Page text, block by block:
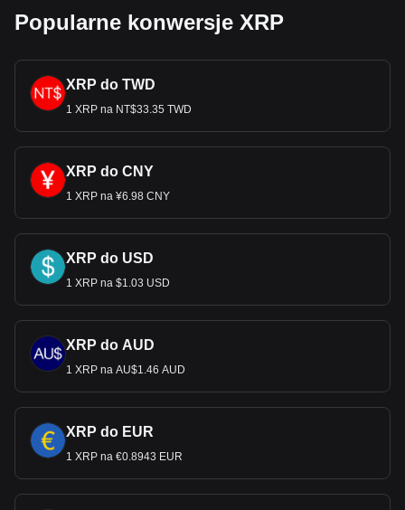
Popularne konwersje XRP
XRP do TWD
1 XRP na NT$33.35 TWD
XRP do CNY
1 XRP na ¥6.98 CNY
XRP do USD
1 XRP na $1.03 USD
XRP do AUD
1 XRP na AU$1.46 AUD
XRP do EUR
1 XRP na €0.8943 EUR